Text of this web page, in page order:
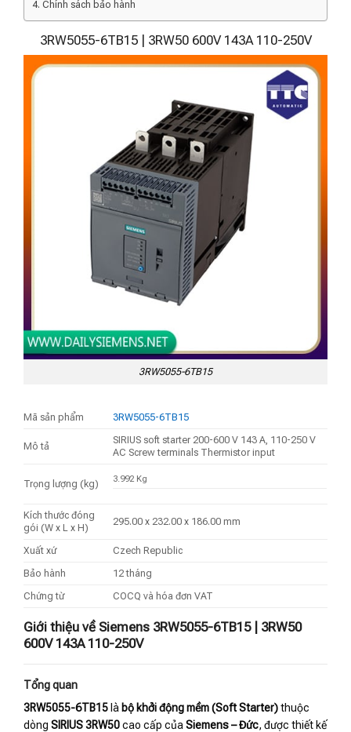
Chính sách bảo hành
3RW5055-6TB15 | 3RW50 600V 143A 110-250V
3RW5055-6TB15
Mã sản phẩm 3RW5055-6TB15
Mô tả
SIRIUS soft starter 200-600 V 143 A, 110-250 V
AC Screw terminals Thermistor input
Trọng lượng (kg) 3.992 Kg
Kích thước đóng
gói (W x L x H)
295.00 x 232.00 x 186.00 mm
Xuất xứ
Czech Republic
Bảo hành
12 tháng
Chứng từ
COCQ và hóa đơn VAT
Giới thiệu về Siemens 3RW5055-6TB15 | 3RW50
600V 143A 110-250V
Tổng quan
3RW5055-6TB15 là bộ khởi động mềm (Soft Starter)thuộc
dòng SIRIUS 3RW50cao cấp củaSiemens – Đức, được thiết kế